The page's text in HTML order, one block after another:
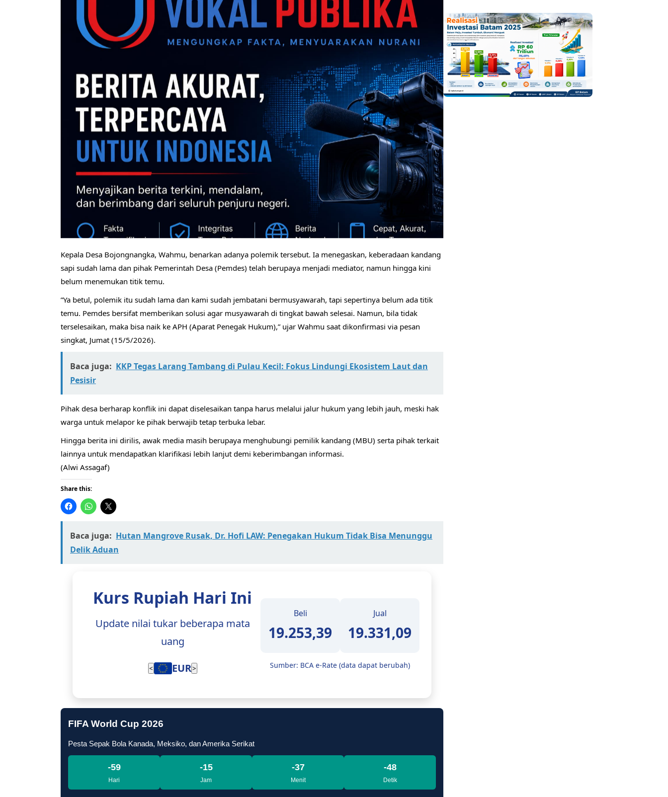
​Kepala Desa Bojongnangka, Wahmu, benarkan adanya polemik tersebut. Ia menegaskan, keberadaan kandang
sapi sudah lama dan pihak Pemerintah Desa (Pemdes) telah berupaya menjadi mediator, namun hingga kini
belum menemukan titik temu.
​”Ya betul, polemik itu sudah lama dan kami sudah jembatani bermusyawarah, tapi sepertinya belum ada titik
temu. Pemdes bersifat memberikan solusi agar musyawarah di tingkat bawah selesai. Namun, bila tidak
terselesaikan, maka bisa naik ke APH (Aparat Penegak Hukum),” ujar Wahmu saat dikonfirmasi via pesan
singkat, Jumat (15/5/2026).
Baca juga: KKP Tegas Larang Tambang di Pulau Kecil: Fokus Lindungi Ekosistem Laut dan
Pesisir
​Pihak desa berharap konflik ini dapat diselesaikan tanpa harus melalui jalur hukum yang lebih jauh, meski hak
warga untuk melapor ke pihak berwajib tetap terbuka lebar.
​Hingga berita ini dirilis, awak media masih berupaya menghubungi pemilik kandang (MBU) serta pihak terkait
lainnya untuk mendapatkan klarifikasi lebih lanjut demi keberimbangan informasi.
​(Alwi Assagaf)
Share this:
Baca juga: Hutan Mangrove Rusak, Dr. Hofi LAW: Penegakan Hukum Tidak Bisa Menunggu
Delik Aduan
Kurs Rupiah Hari Ini
Update nilai tukar beberapa mata
uang
< EUR>
Beli
19.253,39
Jual
19.331,09
Sumber: BCA e-Rate (data dapat berubah)
FIFA World Cup 2026
Pesta Sepak Bola Kanada, Meksiko, dan Amerika Serikat
-59
Hari
-15
Jam
-37
Menit
-50
Detik